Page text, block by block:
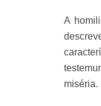
A
miséria.